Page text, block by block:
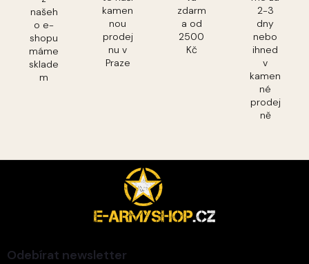
našeh
o e-
shopu
máme
sklade
m
kamen
nou
prodej
nu v
Praze
zdarm
a od
2500
Kč
2-3
dny
nebo
ihned
v
kamen
né
prodej
ně
Odebírat newsletter